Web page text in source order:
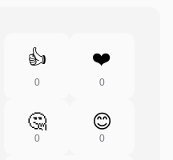
👍
0
❤️
0
🤔
0
😊
0